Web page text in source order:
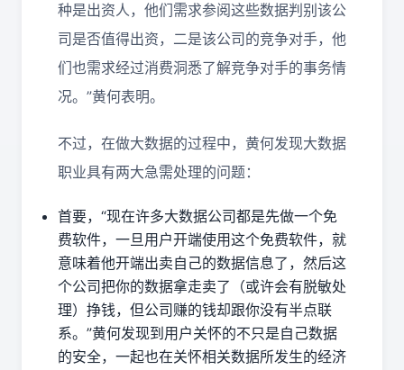
种是出资人，他们需求参阅这些数据判别该公
司是否值得出资，二是该公司的竞争对手，他
们也需求经过消费洞悉了解竞争对手的事务情
况。”黄何表明。
不过，在做大数据的过程中，黄何发现大数据
职业具有两大急需处理的问题：
首要，“现在许多大数据公司都是先做一个免
费软件，一旦用户开端使用这个免费软件，就
意味着他开端出卖自己的数据信息了，然后这
个公司把你的数据拿走卖了（或许会有脱敏处
理）挣钱，但公司赚的钱却跟你没有半点联
系。”黄何发现到用户关怀的不只是自己数据
的安全，一起也在关怀相关数据所发生的经济